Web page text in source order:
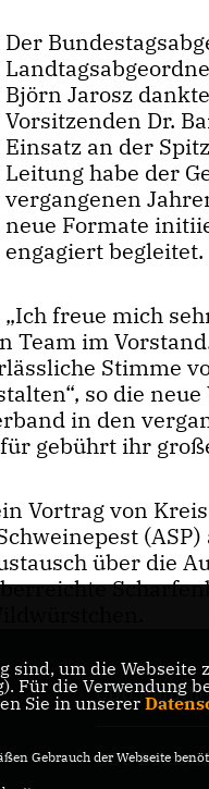
Der
Björn Jarosz
Vorsitzenden Dr.
Einsatz an der
Leitung habe der
vergangenen
neue Formate
engagiert begleitet.
Ich freue mich
im
Stimme
so die neue
in den
gebührt ihr
Vortrag von
(ASP)
über die
CDU
CDU
sind, um die
Für die
Sie in unserer
Gebrauch der Webseite